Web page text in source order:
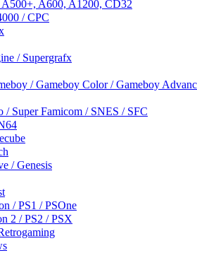
A600, A1200, CD32
/ CPC
/ Supergrafx
/ Gameboy Color / Gameboy
Super Famicom / SNES / SFC
/ Genesis
/ PS1 / PSOne
2 / PS2 / PSX